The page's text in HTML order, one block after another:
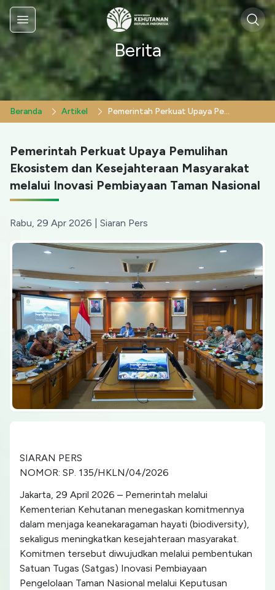
Menu
Berita
Beranda Artikel Pemerintah Perkuat Upaya Pemulihan Ekosistem dan Kesejahteraan Masyarakat melalui Inovasi Pembiayaan Taman Nasional
Pemerintah Perkuat Upaya Pemulihan
Ekosistem dan Kesejahteraan Masyarakat
melalui Inovasi Pembiayaan Taman Nasional
Rabu, 29 Apr 2026 Siaran Pers
SIARAN PERS
NOMOR: SP. 135/HKLN/04/2026
Jakarta, 29 April 2026 – Pemerintah melalui
Kementerian Kehutanan menegaskan komitmennya
dalam menjaga keanekaragaman hayati (biodiversity),
sekaligus meningkatkan kesejahteraan masyarakat.
Komitmen tersebut diwujudkan melalui pembentukan
Satuan Tugas (Satgas) Inovasi Pembiayaan
Pengelolaan Taman Nasional melalui Keputusan